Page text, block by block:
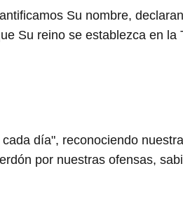
Su nombre,
Su reino se establezca en la
día", reconociendo
por nuestras ofensas,